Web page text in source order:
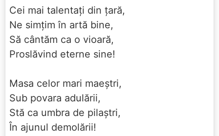
Cei mai talentați din țară,
Ne simțim în artă bine,
Să cântăm ca o vioară,
Proslăvind eterne sine!
Masa celor mari maeștri,
Sub povara adulării,
Stă ca umbra de pilaștri,
În ajunul demolării!